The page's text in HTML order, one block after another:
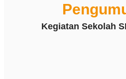
Kegiatan Sekolah